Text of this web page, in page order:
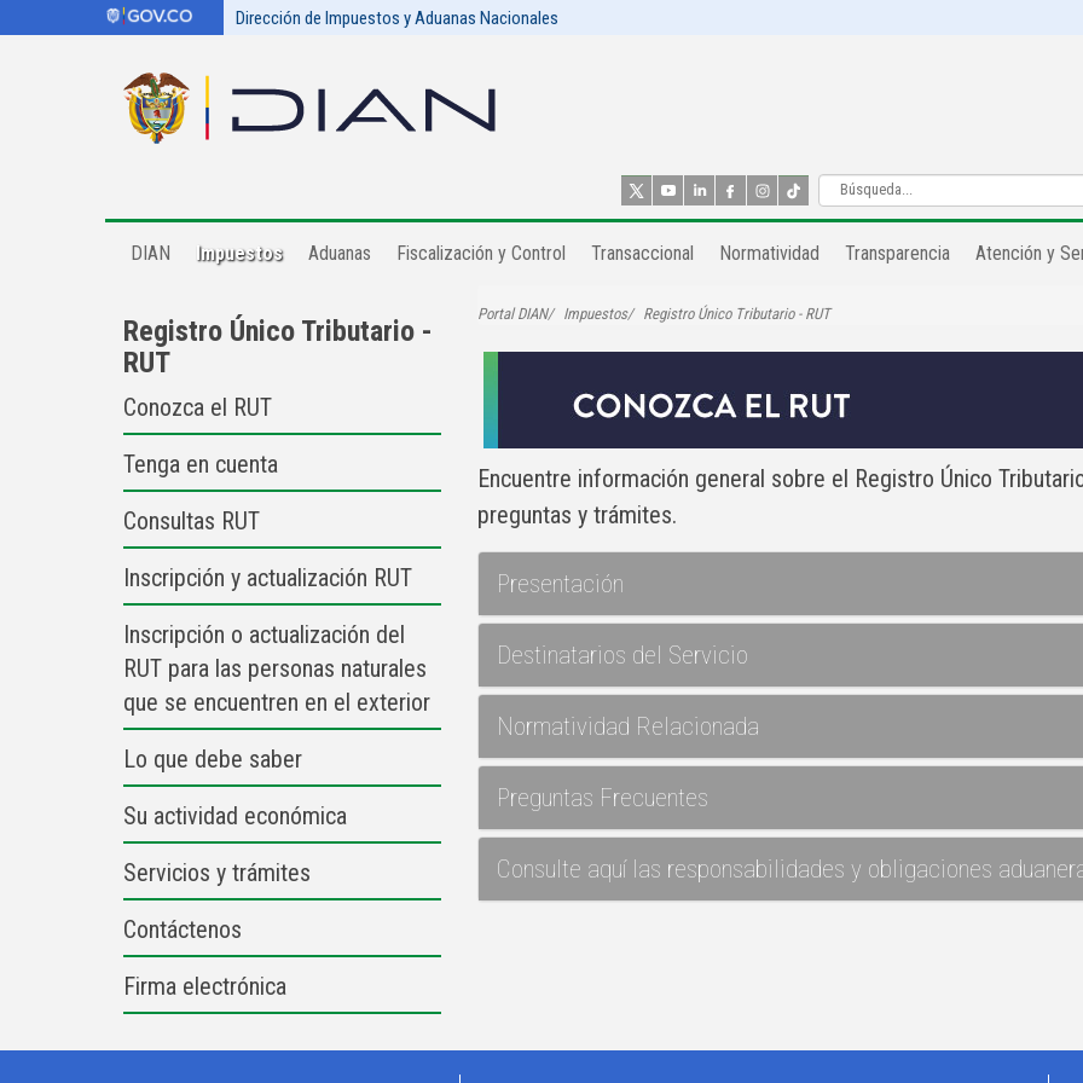
Dirección de Impuestos y Aduanas Nacionales
DIAN Impuestos Aduanas Fiscalización y Control​ Transaccional Normatividad Transparencia Atención y
Registro Único Tributario -
RUT
Conozca el RUT
Tenga en cuenta
Consultas RUT
Inscripción y actualización RUT
Inscripción o actualización del
RUT para las personas naturales
que se encuentren en el exterior
Lo que debe saber
Su actividad económica
Servicios y trámites
Contáctenos
Firma electrónica
Portal DIAN Impuestos Registro Único Tributario - RUT
Encuentre información general sobre el Registro Único
preguntas y trámites.
Presentación
Destinatarios del Servicio
Normatividad Relacionada
Preguntas Frecuentes
Consulte aquí las responsabilidades y obligaciones